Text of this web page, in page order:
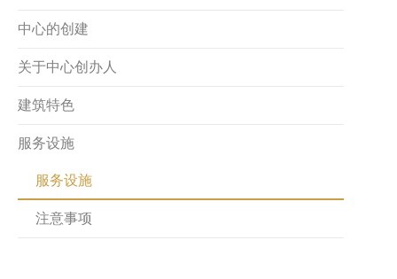
中心的创建
关于中心创办人
建筑特色
服务设施
服务设施
注意事项